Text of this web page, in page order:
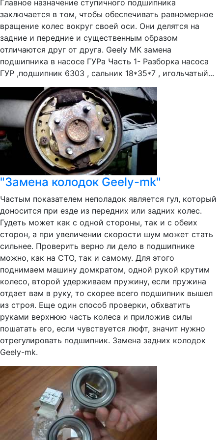
Главное назначение ступичного подшипника
заключается в том, чтобы обеспечивать равномерное
вращение колес вокруг своей оси. Они делятся на
задние и передние и существенным образом
отличаются друг от друга. Geely MK замена
подшипника в насосе ГУРа Часть 1- Разборка насоса
ГУР ,подшипник 6303 , сальник 18*35*7 , игольчатый...
"Замена колодок Geely-mk"
Частым показателем неполадок является гул, который
доносится при езде из передних или задних колес.
Гудеть может как с одной стороны, так и с обеих
сторон, а при увеличении скорости шум может стать
сильнее. Проверить верно ли дело в подшипнике
можно, как на СТО, так и самому. Для этого
поднимаем машину домкратом, одной рукой крутим
колесо, второй удерживаем пружину, если пружина
отдает вам в руку, то скорее всего подшипник вышел
из строя. Еще один способ проверки, обхватить
руками верхнюю часть колеса и приложив силы
пошатать его, если чувствуется люфт, значит нужно
отрегулировать подшипник. Замена задних колодок
Geely-mk.